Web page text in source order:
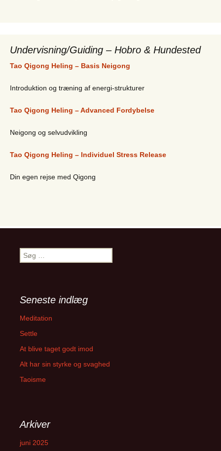
Undervisning/Guiding – Hobro & Hundested
Tao Qigong Heling – Basis Neigong
Introduktion og træning af energi-strukturer
Tao Qigong Heling – Advanced Fordybelse
Neigong og selvudvikling
Tao Qigong Heling – Individuel Stress Release
Din egen rejse med Qigong
Søg
efter:
Seneste indlæg
Meditation
Settle
At blive taget godt imod
Alt har sin styrke og svaghed
Taoisme
Arkiver
juni 2025